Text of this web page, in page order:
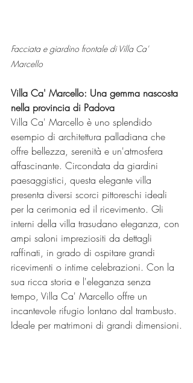
Facciata e giardino frontale di Villa Ca'
Marcello
Villa Ca' Marcello: Una gemma nascosta
nella provincia di Padova
Villa Ca' Marcello è uno splendido
esempio di architettura palladiana che
offre bellezza, serenità e un'atmosfera
affascinante. Circondata da giardini
paesaggistici, questa elegante villa
presenta diversi scorci pittoreschi ideali
per la cerimonia ed il ricevimento. Gli
interni della villa trasudano eleganza, con
ampi saloni impreziositi da dettagli
raffinati, in grado di ospitare grandi
ricevimenti o intime celebrazioni. Con la
sua ricca storia e l'eleganza senza
tempo, Villa Ca' Marcello offre un
incantevole rifugio lontano dal trambusto.
Ideale per matrimoni di grandi dimensioni.